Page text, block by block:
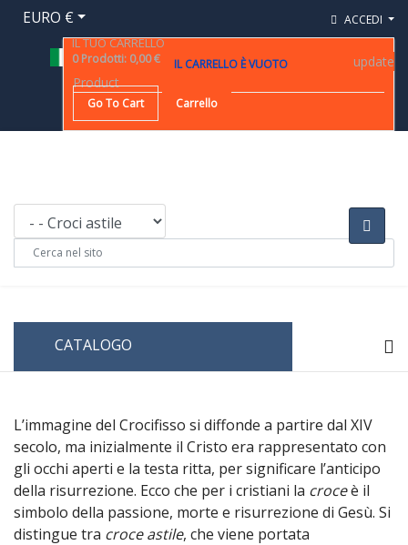
EURO € ACCEDI
IL TUO CARRELLO
0 Prodotti: 0,00 € IL CARRELLO È VUOTO
Product
update
Go To Cart Carrello
CATALOGO
L’immagine del Crocifisso si diffonde a partire dal XIV
secolo, ma inizialmente il Cristo era rappresentato con
gli occhi aperti e la testa ritta, per significare l’anticipo
della risurrezione. Ecco che per i cristiani la croceè il
simbolo della passione, morte e risurrezione di Gesù. Si
distingue tra croce astile, che viene portata